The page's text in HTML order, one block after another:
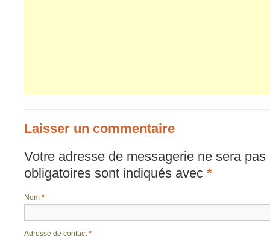
Laisser un commentaire
Votre adresse de messagerie ne sera pas
obligatoires sont indiqués avec *
Nom *
Adresse de contact*